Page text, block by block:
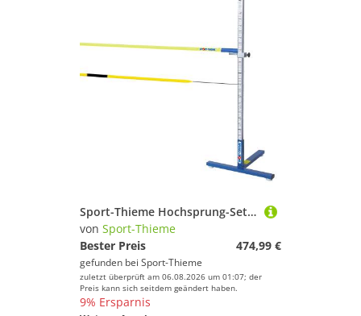
Sport-Thieme Hochsprung-Set "Training"
von Sport-Thieme
Bester Preis
474,99 €
gefunden bei Sport-Thieme
zuletzt überprüft am 06.08.2026 um 01:07; der
Preis kann sich seitdem geändert haben.
9% Ersparnis